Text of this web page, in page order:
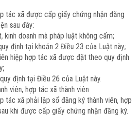
tác xã được cấp giấy chứng nhận đăng
sau đây:
kinh doanh mà pháp luật không cấm;
định tại khoản 2 Điều 23 của Luật này;
hiệp hợp tác xã được đặt theo quy định
định tại Điều 26 của Luật này.
viên, hợp tác xã thành viên
tác xã phải lập sổ đăng ký thành viên, hợp
khi được cấp giấy chứng nhận đăng ký.